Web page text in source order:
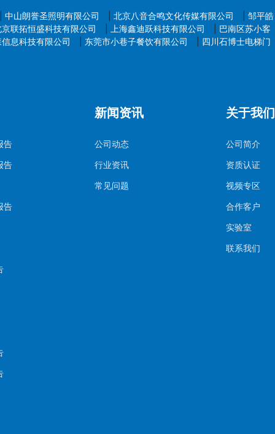
中山朗誉圣照明有限公司 北京八音合鸣文化传媒有限公司
邹平皓
京联拓恒盛科技有限公司
上海鑫迪跃科技有限公司
巴南区苏小客
息科技有限公司
东莞市小巷子餐饮有限公司 四川石博士电梯门
告
告
告
新闻资讯
公司动态
行业资讯
常见问题
关于我们
公司简介
资质认证
视频专区
合作客户
实验室
联系我们